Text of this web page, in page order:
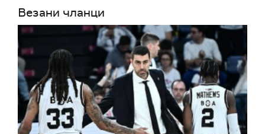
Везани чланци